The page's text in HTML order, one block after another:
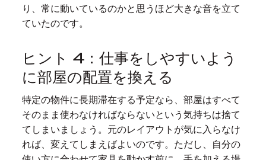
り、常に動いているのかと思うほど大きな音を立て
ていたのです。
ヒント 4：仕事をしやすいよう
に部屋の配置を換える
特定の物件に長期滞在する予定なら、部屋はすべて
そのまま使わなければならないという気持ちは捨て
てしまいましょう。元のレイアウトが気に入らなけ
れば、変えてしまえばよいのです。ただし、自分の